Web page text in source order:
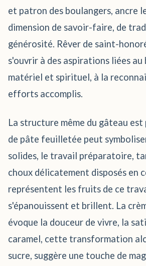
et patron des boulangers, ancre
dimension de savoir-faire, de
générosité. Rêver de saint-
s'ouvrir à des aspirations liées
matériel et spirituel, à la
efforts accomplis.
La structure même du gâteau est
de pâte feuilletée peut
solides, le travail préparatoire,
choux délicatement disposés en
représentent les fruits de ce
s'épanouissent et brillent. La
évoque la douceur de vivre, la
caramel, cette transformation
sucre, suggère une touche de